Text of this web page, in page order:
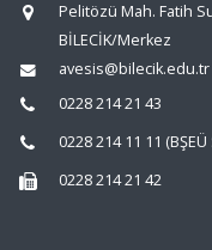
Pelitözü Mah. Fatih
BİLECİK/Merkez
avesis@bilecik.edu.tr
0228 214 21 43
0228 214 11 11
0228 214 21 42